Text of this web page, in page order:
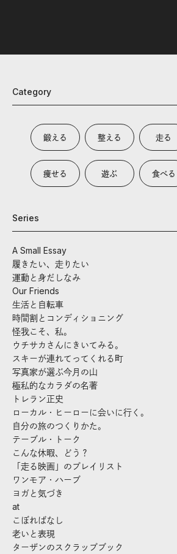
Category
鍛える 整える 走る
痩せる 遊ぶ 食べる
Series
A Small Essay
履きたい、走りたい
運動と身だしなみ
Our Friends
生活と自転車
時間割とコンディショニング
怪我こそ、私。
ウチサカさんにきいてみる。
スキーが連れてってくれる町
写真家が選ぶ今月の山
極私的なカラダの名著
トレラン正史
ローカル・ヒーローに会いに行く。
自分の旅のつくりかた。
テーブル・トーク
こんな休暇、どう？
「走る映画」のプレイリスト
ワンモア・ハーブ
ヨガと気づき
at
こぼればなし
老いと表現
ターザンのスクラップブック